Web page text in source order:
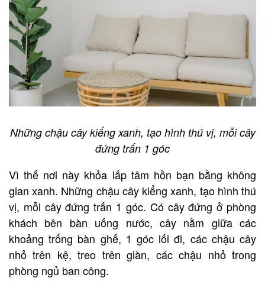
Những chậu cây kiểng xanh, tạo hình thú vị, mỗi cây
đứng trấn 1 góc
Vì thế nơi này khỏa lấp tâm hồn bạn bằng không
gian xanh. Những chậu cây kiểng xanh, tạo hình thú
vị, mỗi cây đứng trấn 1 góc. Có cây đứng ở phòng
khách bên bàn uống nước, cây nằm giữa các
khoảng trống bàn ghế, 1 góc lối đi, các chậu cây
nhỏ trên kệ, treo trên giàn, các chậu nhỏ trong
phòng ngủ ban công.